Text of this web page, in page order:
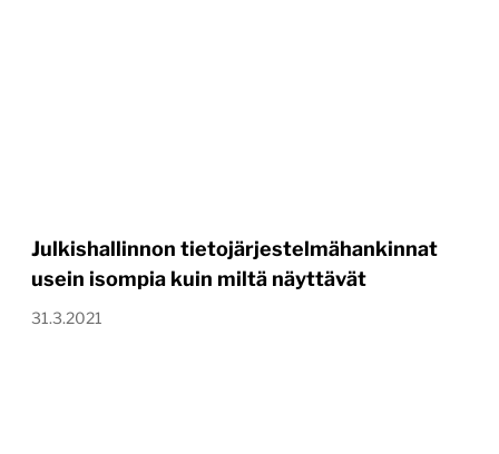
Julkishallinnon tietojärjestelmähankinnat
usein isompia kuin miltä näyttävät
31.3.2021